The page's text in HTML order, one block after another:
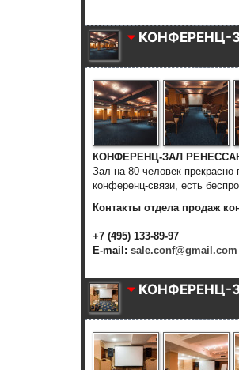
КОНФЕРЕНЦ-
КОНФЕРЕНЦ-ЗАЛ
Зал на 80 человек
конференц-связи, есть б
Контакты отдела продаж
+7 (495) 133-89-97
E-mail: sale.conf@gmail.com
КОНФЕРЕНЦ-